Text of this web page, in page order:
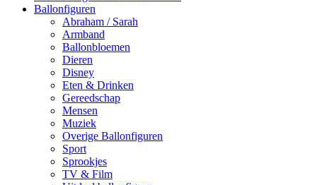
Ballonfiguren
Abraham / Sarah
Armband
Ballonbloemen
Dieren
Disney
Eten & Drinken
Gereedschap
Mensen
Muziek
Overige Ballonfiguren
Sport
Sprookjes
TV & Film